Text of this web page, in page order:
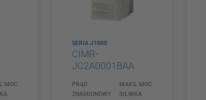
MOC
SERIA J1000
CIMR-
JC2A0001BAA
PRĄD
ZNAMIONOWY
MAKS. MOC
SILNIKA